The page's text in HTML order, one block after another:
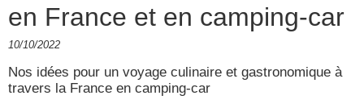
en France et en camping-car
10/10/2022
Nos idées pour un voyage culinaire et gastronomique à
travers la France en camping-car